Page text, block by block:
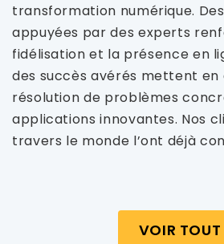
transformation numérique.
appuyées par des experts
fidélisation et la présence en
des succès avérés mettent en
résolution de problèmes
applications innovantes. Nos
travers le monde l’ont déjà
VOIR TOUT